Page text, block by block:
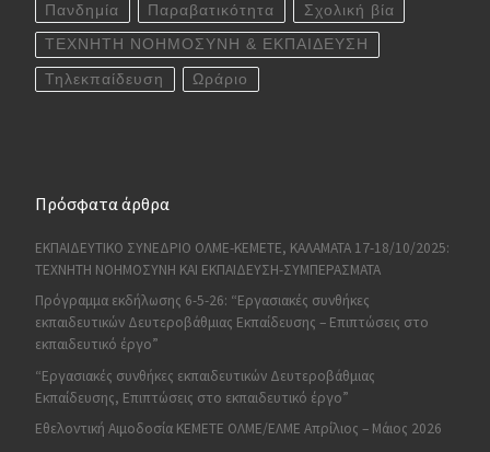
Πανδημία Παραβατικότητα Σχολική βία
ΤΕΧΝΗΤΗ ΝΟΗΜΟΣΥΝΗ & ΕΚΠΑΙΔΕΥΣΗ
Τηλεκπαίδευση Ωράριο
Πρόσφατα άρθρα
ΕΚΠΑΙΔΕΥΤΙΚΟ ΣΥΝΕΔΡΙΟ ΟΛΜΕ-ΚΕΜΕΤΕ, ΚΑΛΑΜΑΤΑ 17-18/10/2025:
ΤΕΧΝΗΤΗ ΝΟΗΜΟΣΥΝΗ ΚΑΙ ΕΚΠΑΙΔΕΥΣΗ-ΣΥΜΠΕΡΑΣΜΑΤΑ
Πρόγραμμα εκδήλωσης 6-5-26: “Εργασιακές συνθήκες
εκπαιδευτικών Δευτεροβάθμιας Εκπαίδευσης – Επιπτώσεις στο
εκπαιδευτικό έργο”
“Εργασιακές συνθήκες εκπαιδευτικών Δευτεροβάθμιας
Εκπαίδευσης, Επιπτώσεις στο εκπαιδευτικό έργο”
Εθελοντική Αιμοδοσία ΚΕΜΕΤΕ ΟΛΜΕ/ΕΛΜΕ Απρίλιος – Μάιος 2026